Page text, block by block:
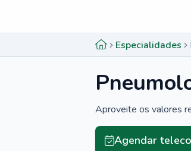
Especialidades
Aproveite os valores
Agendar